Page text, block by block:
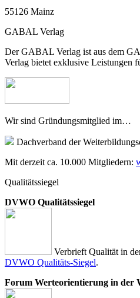
55126 Mainz
GABAL Verlag
Der GABAL Verlag ist aus dem
Verlag bietet exklusive Leistungen
Wir sind Gründungsmitglied im…
Dachverband der
Mit derzeit ca. 10.000 Mitgliedern:
Qualitätssiegel
DVWO Qualitätssiegel
Verbrieft Qualität in
DVWO Qualitäts-Siegel.
Forum Werteorientierung in der